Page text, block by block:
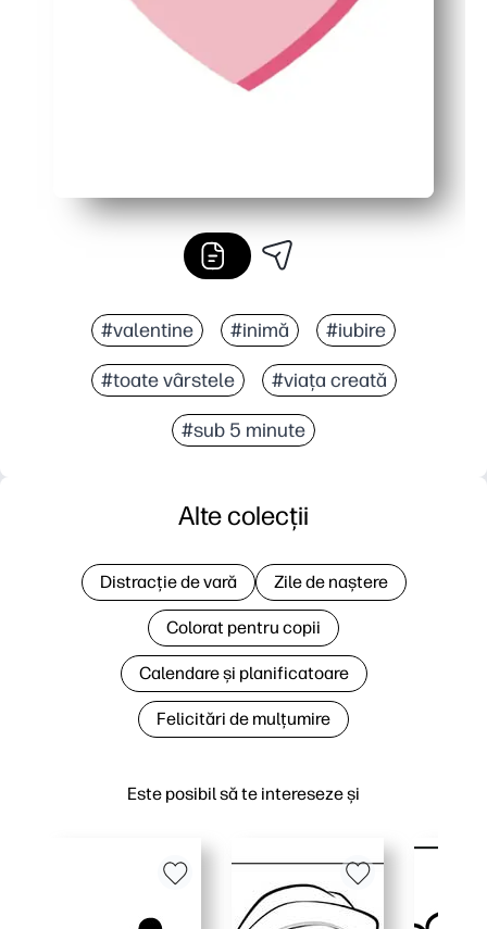
#valentine #inimă #iubire
#toate vârstele #viața creată
#sub 5 minute
Este posibil să te intereseze și
Alte colecții
Distracție de vară Zile de naștere
Colorat pentru copii
Calendare și planificatoare
Felicitări de mulțumire